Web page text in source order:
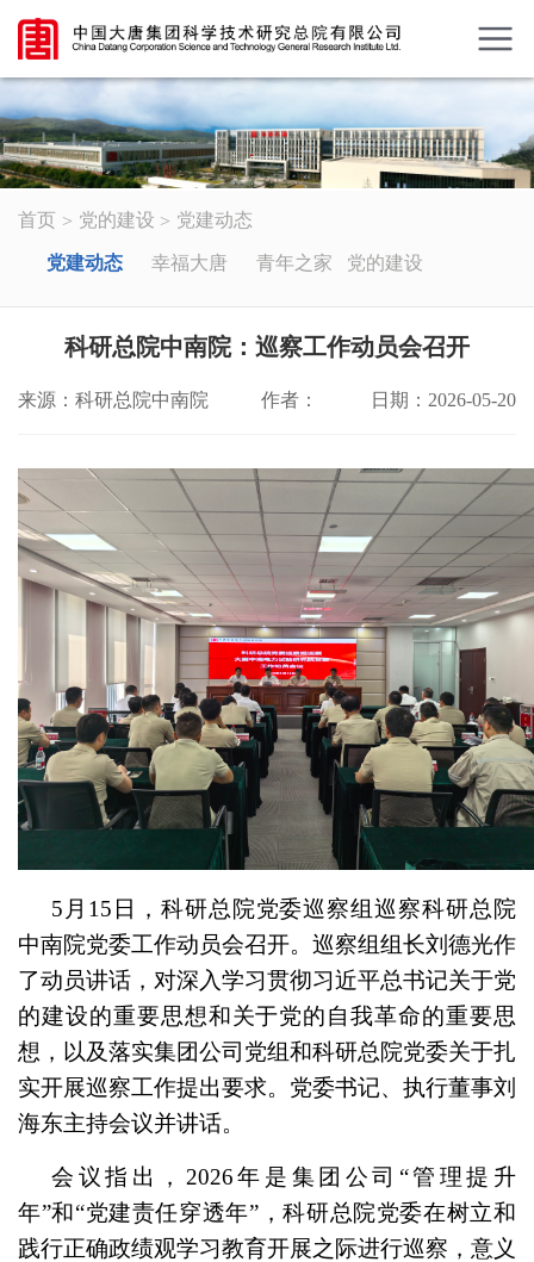
首页 党的建设 党建动态
党建动态 幸福大唐 青年之家 党的建设
科研总院中南院：巡察工作动员会召开
来源：科研总院中南院 作者： 日期：2026-05-20
5月15日，科研总院党委巡察组巡察科研总院
中南院党委工作动员会召开。巡察组组长刘德光作
了动员讲话，对深入学习贯彻习近平总书记关于党
的建设的重要思想和关于党的自我革命的重要思
想，以及落实集团公司党组和科研总院党委关于扎
实开展巡察工作提出要求。党委书记、执行董事刘
海东主持会议并讲话。
会议指出，2026年是集团公司“管理提升
年”和“党建责任穿透年”，科研总院党委在树立和
践行正确政绩观学习教育开展之际进行巡察，意义